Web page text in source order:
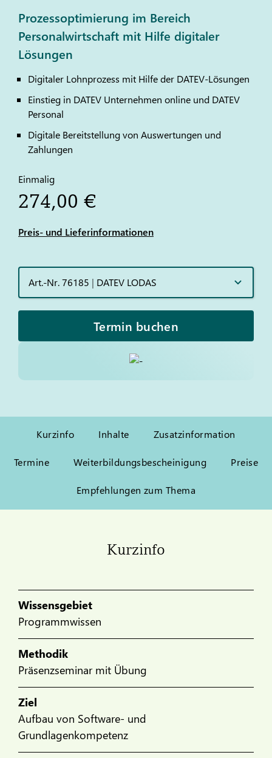
Prozessoptimierung im Bereich
Personalwirtschaft mit Hilfe digitaler
Lösungen
Digitaler Lohnprozess mit Hilfe der DATEV-Lösungen
Einstieg in DATEV Unternehmen online und DATEV
Personal
Digitale Bereitstellung von Auswertungen und
Zahlungen
Einmalig
274,00 €
Preis- und Lieferinformationen
Art.-Nr. 76185 | DATEV LODAS
Termin buchen
Kurzinfo Inhalte Zusatzinformation
Termine Weiterbildungsbescheinigung Preise
Empfehlungen zum Thema
Kurzinfo
Wissensgebiet
Programmwissen
Methodik
Präsenzseminar mit Übung
Ziel
Aufbau von Software- und
Grundlagenkompetenz